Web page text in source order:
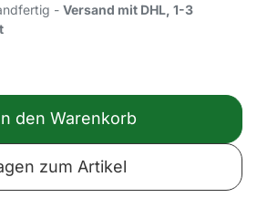
- Versand mit DHL, 1-3
den Warenkorb
zum Artikel